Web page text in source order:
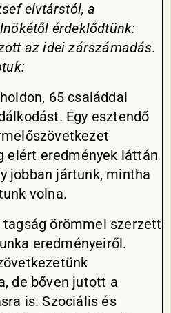
elvtárstól, a
érdeklődtünk:
az idei zárszámadás.
65 családdal
Egy esztendő
elért eredmények láttán
jobban jártunk, mintha
volna.
örömmel szerzett
eredményeiről.
de bőven jutott a
is. Szociális és